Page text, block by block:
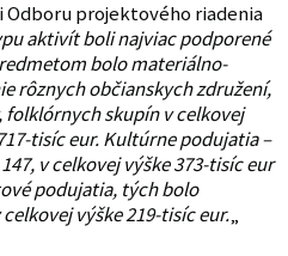
Odboru projektového riadenia
aktivít boli najviac podporené
bolo materiálno-
rôznych občianskych združení,
skupín v celkovej
tisíc eur. Kultúrne podujatia –
v celkovej výške 373-tisíc eur
podujatia, tých bolo
výške 219-tisíc eur.„